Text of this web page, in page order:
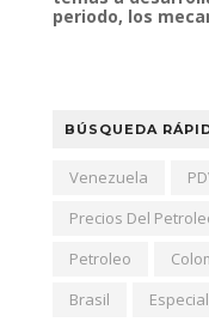
periodo, los
BÚSQUEDA
Venezuela
Precios Del
Petroleo
Brasil
Especial